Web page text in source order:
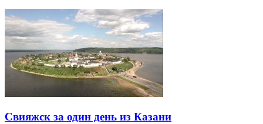
Свияжск за один день из Казани